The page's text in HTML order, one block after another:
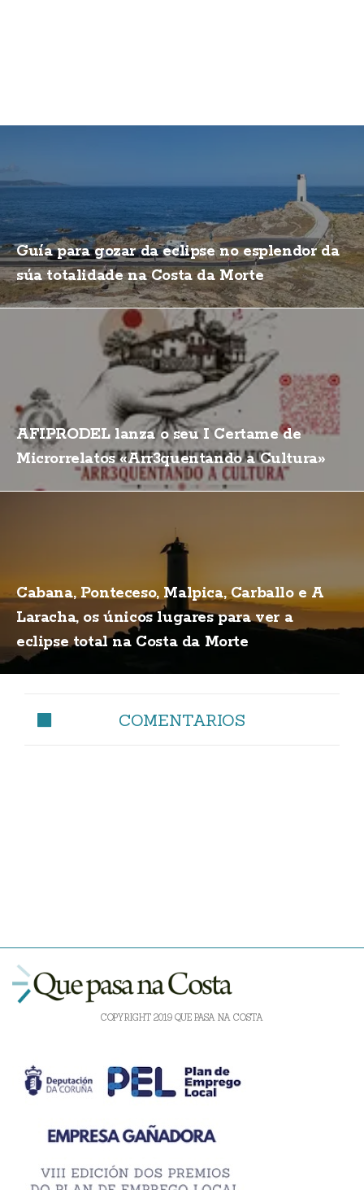
Guía para gozar da eclipse no esplendor da
súa totalidade na Costa da Morte
AFIPRODEL lanza o seu I Certame de
Microrrelatos «Arr3quentando a Cultura»
Cabana, Ponteceso, Malpica, Carballo e A
Laracha, os únicos lugares para ver a
eclipse total na Costa da Morte
COMENTARIOS
COPYRIGHT 2019 QUE PASA NA COSTA